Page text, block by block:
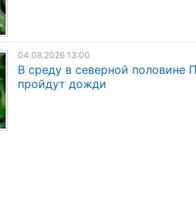
04.08.2026 13:00
В среду в северной половине
пройдут дожди